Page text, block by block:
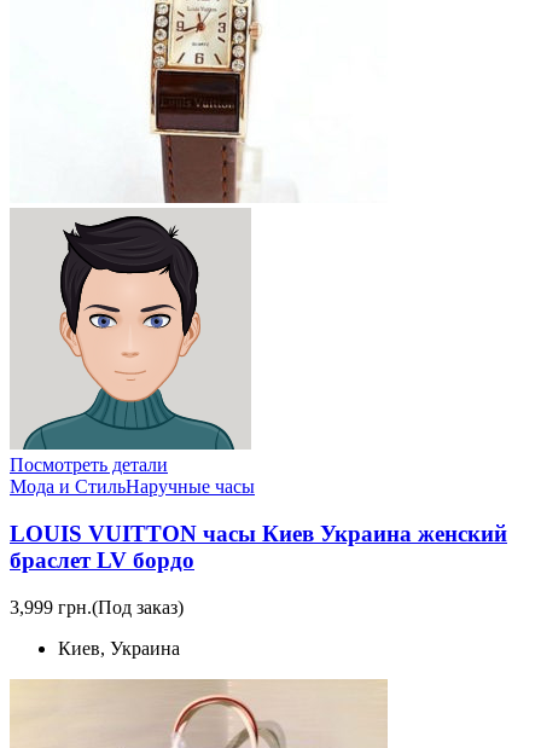
Посмотреть детали
Мода и СтильНаручные часы
LOUIS VUITTON часы Киев Украина женский
браслет LV бордо
3,999 грн.(Под заказ)
Киев, Украина